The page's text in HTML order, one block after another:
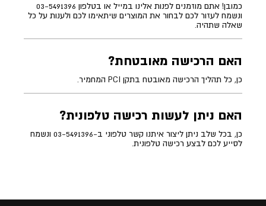
כמובן! אתם מוזמנים לפנות אלינו במייל או בטלפון 03-5491396
ונשמח לעזור לכם לבחור את המוצרים שיתאימו לכם ולענות על כל
שאלה שתהיה.
האם הרכישה מאובטחת?
כן, כל תהליך הרכישה מאובטח בתקן PCI המחמיר.
האם ניתן לעשות רכישה טלפונית?
כן, בכל שלב ניתן ליצור איתנו קשר טלפוני ב-03-5491396 ונשמח
לסייע לכם לבצע רכישה טלפונית.